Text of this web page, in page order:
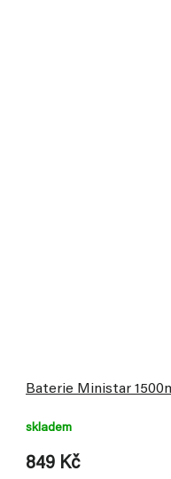
Baterie Ministar
skladem
849 Kč